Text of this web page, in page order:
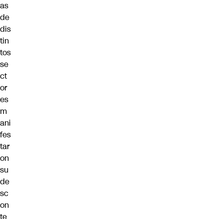
as
de
dis
tin
tos
se
ct
or
es
m
ani
fes
tar
on
su
de
sc
on
te